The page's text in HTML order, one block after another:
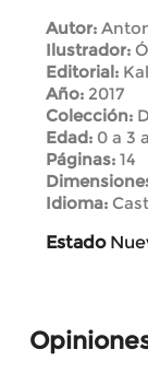
Autor:
Ilustrador:
Editorial:
Año: 2017
Colección:
Edad: 0 a 3
Páginas: 14
Idioma:
Estado